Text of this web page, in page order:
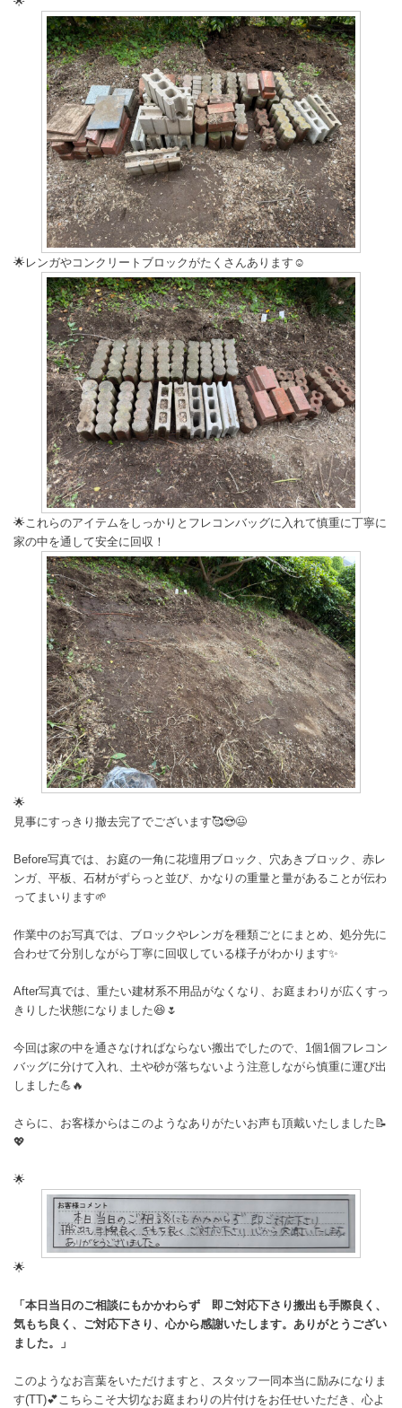
🌟レンガやコンクリートブロックがたくさんあります☺️
🌟これらのアイテムをしっかりとフレコンバッグに入れて慎重に丁寧に
家の中を通して安全に回収！
🌟
見事にすっきり撤去完了でございます🥰😍😃
Before写真では、お庭の一角に花壇用ブロック、穴あきブロック、赤レ
ンガ、平板、石材がずらっと並び、かなりの重量と量があることが伝わ
ってまいります🌱
作業中のお写真では、ブロックやレンガを種類ごとにまとめ、処分先に
合わせて分別しながら丁寧に回収している様子がわかります✨
After写真では、重たい建材系不用品がなくなり、お庭まわりが広くすっ
きりした状態になりました😆🌷
今回は家の中を通さなければならない搬出でしたので、1個1個フレコン
バッグに分けて入れ、土や砂が落ちないよう注意しながら慎重に運び出
しました💪🔥
さらに、お客様からはこのようなありがたいお声も頂戴いたしました📝
💖
🌟
🌟
「本日当日のご相談にもかかわらず 即ご対応下さり搬出も手際良く、
気もち良く、ご対応下さり、心から感謝いたします。ありがとうござい
ました。」
このようなお言葉をいただけますと、スタッフ一同本当に励みになりま
す(TT)💕こちらこそ大切なお庭まわりの片付けをお任せいただき、心よ